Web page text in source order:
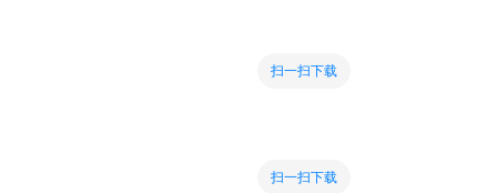
扫一扫下载
扫一扫下载